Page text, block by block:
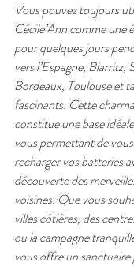
Vous pouvez toujours
Cécile’Ann comme une
pour quelques jours
vers l’Espagne,
Bordeaux, Toulouse et
fascinants. Cette
constitue une base
vous permettant de
recharger vos batteries
découverte des
voisines. Que vous
villes côtières, des
ou la campagne
vous offre un